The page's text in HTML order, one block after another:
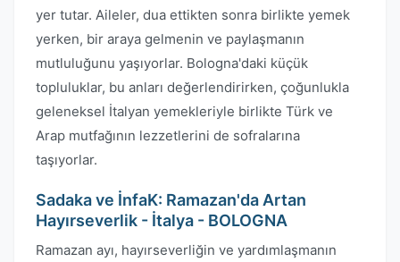
yer tutar. Aileler, dua ettikten sonra birlikte yemek
yerken, bir araya gelmenin ve paylaşmanın
mutluluğunu yaşıyorlar. Bologna'daki küçük
topluluklar, bu anları değerlendirirken, çoğunlukla
geleneksel İtalyan yemekleriyle birlikte Türk ve
Arap mutfağının lezzetlerini de sofralarına
taşıyorlar.
Sadaka ve İnfaK: Ramazan'da Artan
Hayırseverlik - İtalya - BOLOGNA
Ramazan ayı, hayırseverliğin ve yardımlaşmanın